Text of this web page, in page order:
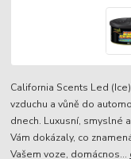
California Scents Led
vzduchu a vůně do
dnech. Luxusní, smyslné
Vám dokázaly, co
Vašem voze, domácnos...